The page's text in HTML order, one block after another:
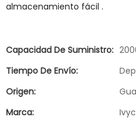
almacenamiento fácil .
Capacidad De Suministro:
Tiempo De Envío:
Origen:
Marca: